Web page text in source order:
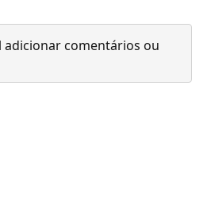
adicionar comentários ou